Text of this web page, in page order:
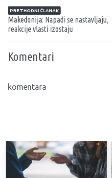
Navigacija članaka
PRETHODNI ČLANAK
Makedonija: Napadi se nastavljaju,
reakcije vlasti izostaju
Komentari
komentara